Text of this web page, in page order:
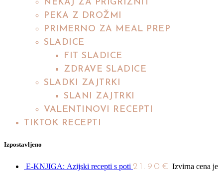
NEKAJ ZA PRIGRIZNIT
PEKA Z DROŽMI
PRIMERNO ZA MEAL PREP
SLADICE
FIT SLADICE
ZDRAVE SLADICE
SLADKI ZAJTRKI
SLANI ZAJTRKI
VALENTINOVI RECEPTI
TIKTOK RECEPTI
Izpostavljeno
E-KNJIGA: Azijski recepti s poti 21.90 € Izvirna cena je